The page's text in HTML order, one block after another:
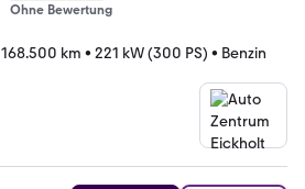
Ohne Bewertung
168.500 km • 221 kW (300 PS) • Benzin